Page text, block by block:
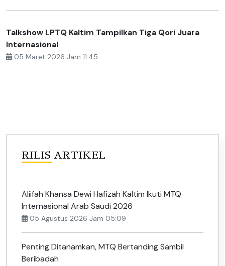
Talkshow LPTQ Kaltim Tampilkan Tiga Qori Juara
Internasional
05 Maret 2026 Jam 11:45
RILIS ARTIKEL
Aliifah Khansa Dewi Hafizah Kaltim Ikuti MTQ
Internasional Arab Saudi 2026
05 Agustus 2026 Jam 05:09
Penting Ditanamkan, MTQ Bertanding Sambil
Beribadah